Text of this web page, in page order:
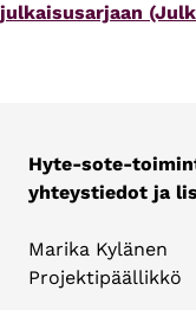
julkaisusarjaan
Hyte-sote-
yhteystiedot ja
Marika Kylänen
Projektipäällikkö